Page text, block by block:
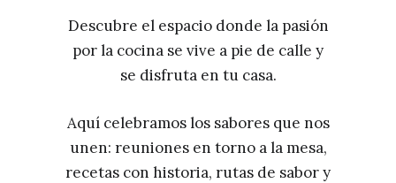
Descubre el espacio donde la pasión
por la cocina se vive a pie de calle y
se disfruta en tu casa.
Aquí celebramos los sabores que nos
unen: reuniones en torno a la mesa,
recetas con historia, rutas de sabor y